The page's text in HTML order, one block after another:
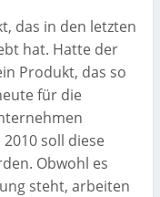
das in den letzten
hat. Hatte der
Produkt, das so
für die
soll diese
Obwohl es
steht, arbeiten